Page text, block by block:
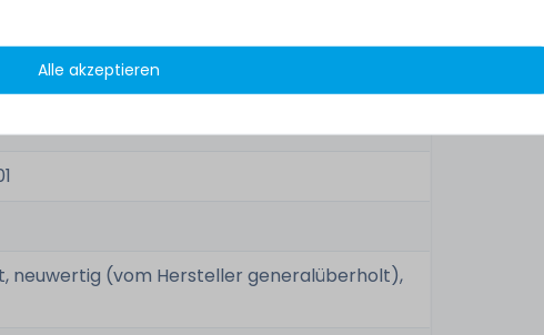
neuwertig (vom Hersteller generalüberholt),
Alle akzeptieren